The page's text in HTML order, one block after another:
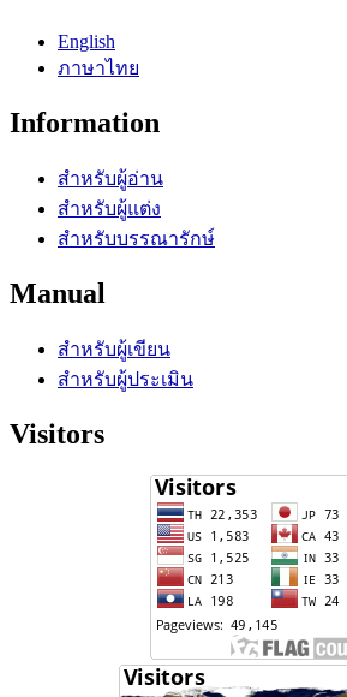
English
ภาษาไทย
Information
สำหรับผู้อ่าน
สำหรับผู้แต่ง
สำหรับบรรณารักษ์
Manual
สำหรับผู้เขียน
สำหรับผู้ประเมิน
Visitors